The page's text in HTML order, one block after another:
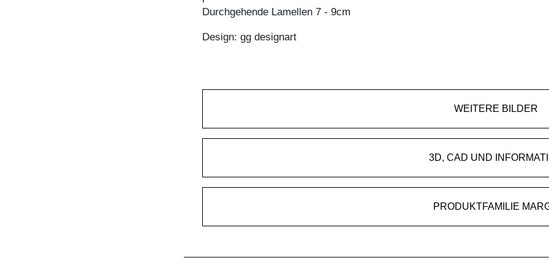
Durchgehende Lamellen 7 - 9cm
Design: gg designart
WEITERE BILDER
3D, CAD UND
PRODUKTFAMILIE